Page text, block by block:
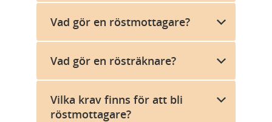
Vad gör en röstmottagare?
Vad gör en rösträknare?
Vilka krav finns för att bli
röstmottagare?